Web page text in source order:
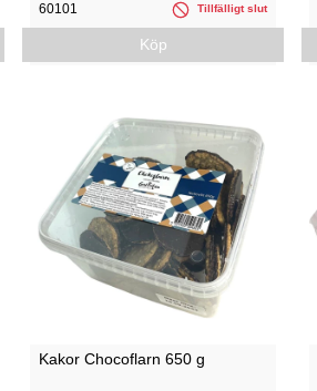
60101 Tillfälligt slut
Köp
Kakor Chocoflarn 650 g